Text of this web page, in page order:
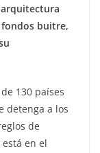
buitre,
130 países
detenga a los
de
en el